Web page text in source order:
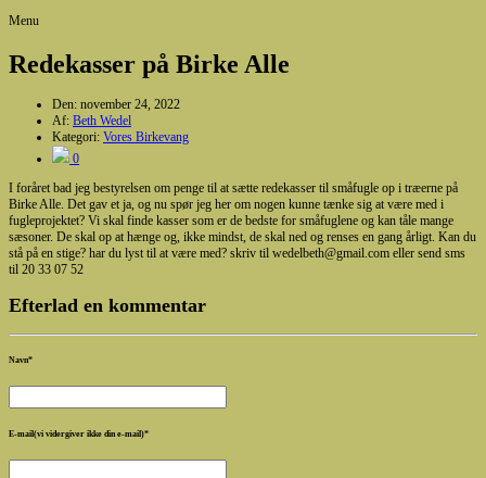
Menu
Redekasser på Birke Alle
Den: november 24, 2022
Af: Beth Wedel
Kategori: Vores Birkevang
0
I foråret bad jeg bestyrelsen om penge til at sætte redekasser til småfugle op i træerne på
Birke Alle. Det gav et ja, og nu spør jeg her om nogen kunne tænke sig at være med i
fugleprojektet? Vi skal finde kasser som er de bedste for småfuglene og kan tåle mange
sæsoner. De skal op at hænge og, ikke mindst, de skal ned og renses en gang årligt. Kan du
stå på en stige? har du lyst til at være med? skriv til wedelbeth@gmail.com eller send sms
til 20 33 07 52
Efterlad en kommentar
Navn*
E-mail(vi vidergiver ikke din e-mail)*